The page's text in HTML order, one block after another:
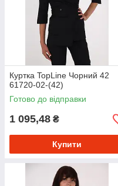
Куртка TopLine Чорний 42
61720-02-(42)
Готово до відправки
1 095,48 ₴
Купити